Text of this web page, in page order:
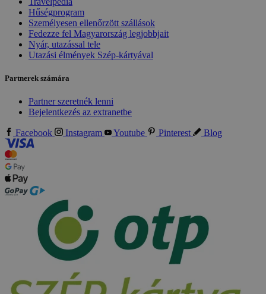
Hűségprogram
Személyesen ellenőrzött szállások
Fedezze fel Magyarország legjobbjait
Nyár, utazással tele
Utazási élmények Szép-kártyával
Partnerek számára
Partner szeretnék lenni
Bejelentkezés az extranetbe
Facebook Instagram Youtube Pinterest Blog